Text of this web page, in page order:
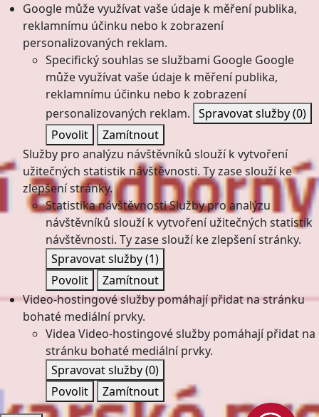
Google může využívat vaše údaje k měření publika,
reklamnímu účinku nebo k zobrazení
personalizovaných reklam.
Specifický souhlas se službami Google Google
může využívat vaše údaje k měření publika,
reklamnímu účinku nebo k zobrazení
personalizovaných reklam. Spravovat služby(0)
Povolit
Zamítnout
Služby pro analýzu návštěvníků slouží k vytvoření
užitečných statistik návštěvnosti. Ty zase slouží ke
zlepšení stránky.
Statistika návštěvnostiSlužby pro analýzu
návštěvníků slouží k vytvoření užitečných statistik
návštěvnosti. Ty zase slouží ke zlepšení stránky.
Spravovat služby(1)
Povolit
Zamítnout
Video-hostingové služby pomáhají přidat na stránku
bohaté mediální prvky.
Videa Video-hostingové služby pomáhají přidat na
stránku bohaté mediální prvky.
Spravovat služby(0)
Povolit
Zamítnout